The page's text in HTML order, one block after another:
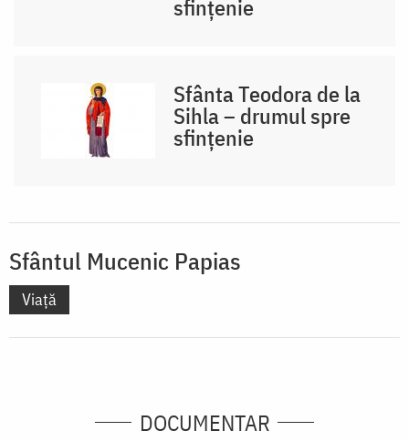
sfințenie
Sfânta Teodora de la
Sihla – drumul spre
sfințenie
Sfântul Mucenic Papias
Viață
DOCUMENTAR